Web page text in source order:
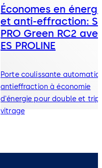
Économes en
et anti-effraction:
PRO Green RC2
ES PROLINE
Porte coulissante
antieffraction à économie
d'énergie pour double et
vitrage